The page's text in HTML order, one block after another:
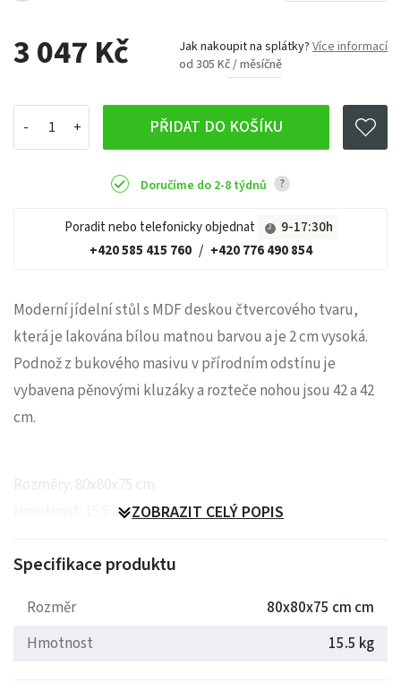
3 047 Kč Jak nakoupit na splátky? Více informací
od 305 Kč / měsíčně
PŘIDAT DO KOŠÍKU
Doručíme do 2-8 týdnů ?
Poradit nebo telefonicky objednat
9-17:30h
+420 585 415 760 / +420 776 490 854
Moderní jídelní stůl s MDF deskou čtvercového tvaru,
která je lakována bílou matnou barvou a je 2 cm vysoká.
Podnož z bukového masivu v přírodním odstínu je
vybavena pěnovými kluzáky a rozteče nohou jsou 42 a 42
cm.
Rozměry: 80x80x75 cm
Hmotnost: 15.5 kgZOBRAZIT CELÝ POPIS
Specifikace produktu
Rozměr
80x80x75 cm cm
Hmotnost
15.5 kg